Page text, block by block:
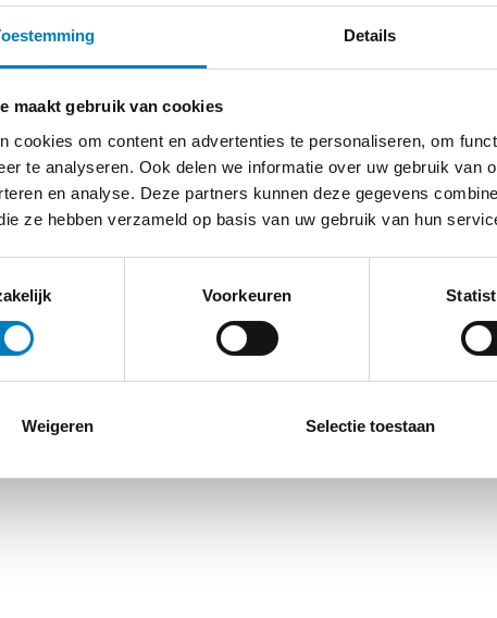
Details
maakt gebruik van cookies
cookies om content en advertenties te personaliseren, om
te analyseren. Ook delen we informatie over uw gebruik van
en analyse. Deze partners kunnen deze gegevens
ze hebben verzameld op basis van uw gebruik van hun
Voorkeuren
Weigeren Selectie toestaan